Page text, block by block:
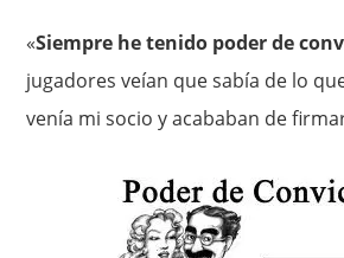
«Siempre he tenido poder de
jugadores veían que sabía de lo
venía mi socio y acababan de